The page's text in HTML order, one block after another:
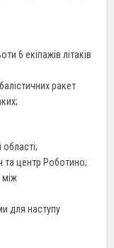
6 екіпажів літаків
ракет
та центр Роботино;
для наступу